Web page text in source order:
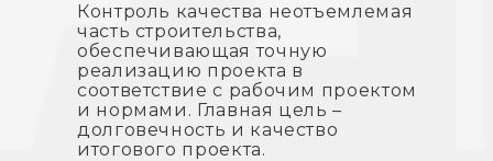
Контроль качества неотъемлемая
часть строительства,
обеспечивающая точную
реализацию проекта в
соответствие с рабочим проектом
и нормами. Главная цель –
долговечность и качество
итогового проекта.